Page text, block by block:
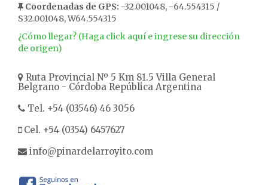
Coordenadas de GPS: -32.001048, -64.554315 /
S32.001048, W64.554315
¿Cómo llegar? (Haga click aquí e ingrese su dirección
de origen)
Ruta Provincial Nº 5 Km 81.5 Villa General
Belgrano - Córdoba República Argentina
Tel. +54 (03546) 46 3056
Cel. +54 (0354) 6457627
info@pinardelarroyito.com